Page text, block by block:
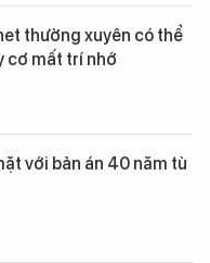
thường xuyên có thể
cơ mất trí nhớ
với bản án 40 năm tù